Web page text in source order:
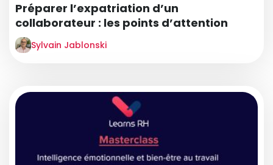
Préparer l’expatriation d’un
collaborateur : les points d’attention
Sylvain Jablonski